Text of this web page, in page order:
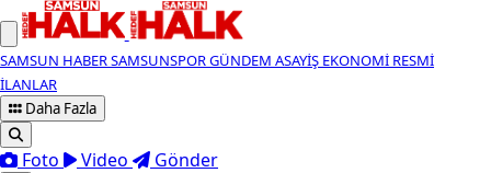
SAMSUN HABERSAMSUNSPORGÜNDEM ASAYİŞ EKONOMİ RESMİ
İLANLAR
Daha Fazla
Foto Video Gönder